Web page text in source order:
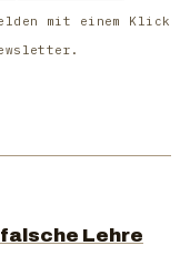
mit einem Klick
falsche Lehre